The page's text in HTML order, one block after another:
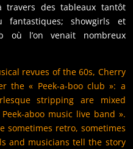
travers des tableaux tantôt
fantastiques; showgirls et
où l’on venait nombreux
revues of the 60s, Cherry
the « Peek-a-boo club »: a
stripping are mixed
aboo music live band ».
sometimes retro, sometimes
and musicians tell the story